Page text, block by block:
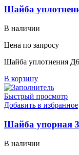
Шайба
В наличии
Цена по запросу
Шайба уплотнения
В корзину
Быстрый просмотр
Добавить в избранное
Шайба упорная
В наличии